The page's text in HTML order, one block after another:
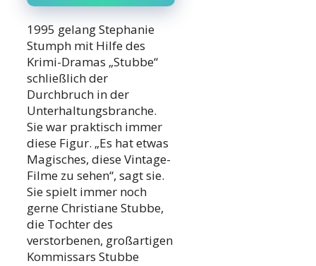
1995 gelang Stephanie
Stumph mit Hilfe des
Krimi-Dramas „Stubbe“
schließlich der
Durchbruch in der
Unterhaltungsbranche.
Sie war praktisch immer
diese Figur. „Es hat etwas
Magisches, diese Vintage-
Filme zu sehen“, sagt sie.
Sie spielt immer noch
gerne Christiane Stubbe,
die Tochter des
verstorbenen, großartigen
Kommissars Stubbe